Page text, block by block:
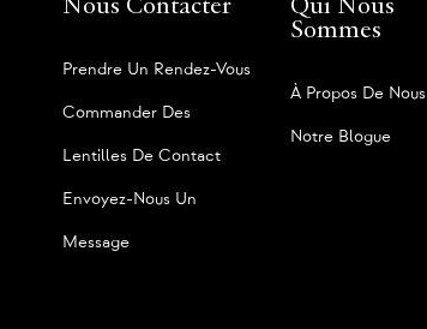
Nous Contacter
Prendre Un Rendez-Vous
Commander Des
Lentilles De Contact
Envoyez-Nous Un
Message
Qui Nous
Sommes
À Propos De Nous
Notre Blogue